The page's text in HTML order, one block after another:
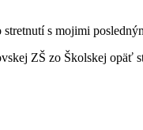
s mojimi
ZŠ zo Školskej